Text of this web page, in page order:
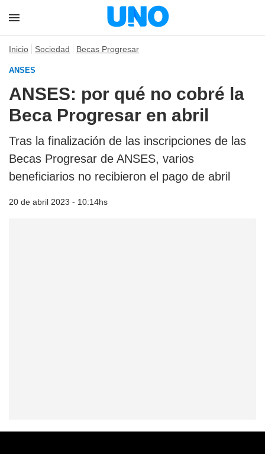
Inicio Sociedad Becas Progresar
ANSES
ANSES: por qué no cobré la
Beca Progresar en abril
Tras la finalización de las inscripciones de las
Becas Progresar de ANSES, varios
beneficiarios no recibieron el pago de abril
20 de abril 2023 - 10:14hs